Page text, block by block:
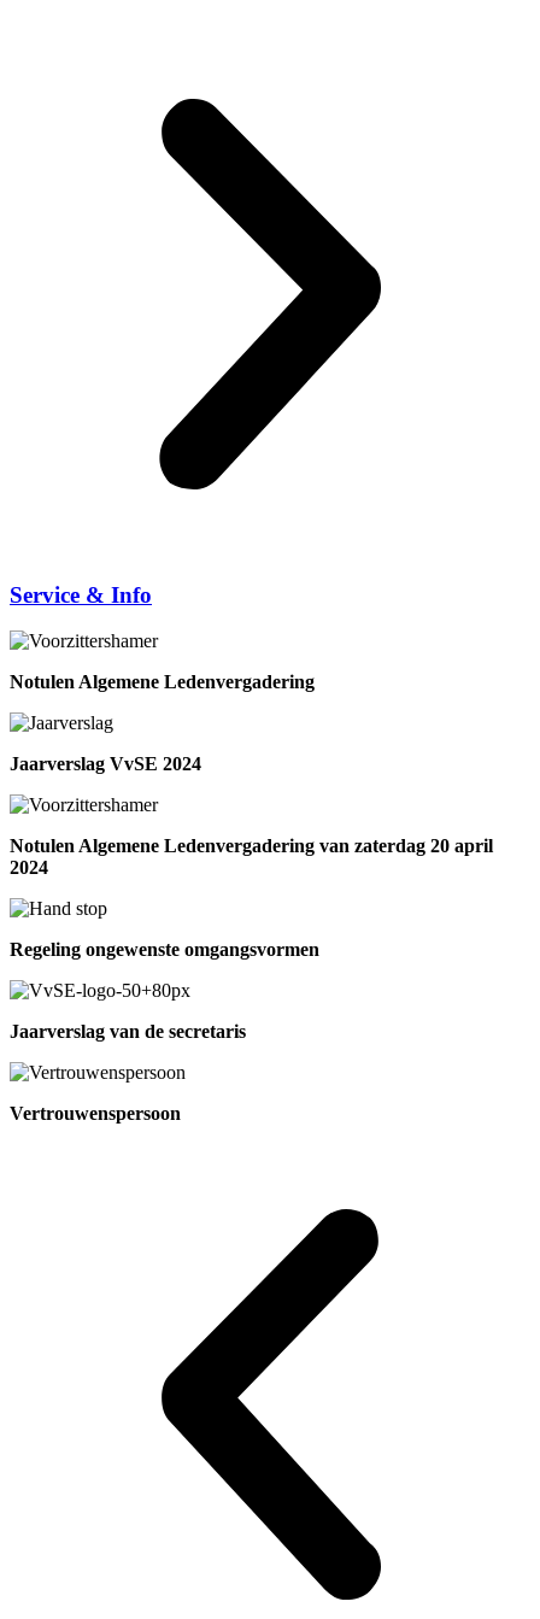
Service & Info
Notulen Algemene Ledenvergadering
Jaarverslag VvSE 2024
Notulen Algemene Ledenvergadering van zaterdag 20 april
2024
Regeling ongewenste omgangsvormen
Jaarverslag van de secretaris
Vertrouwenspersoon